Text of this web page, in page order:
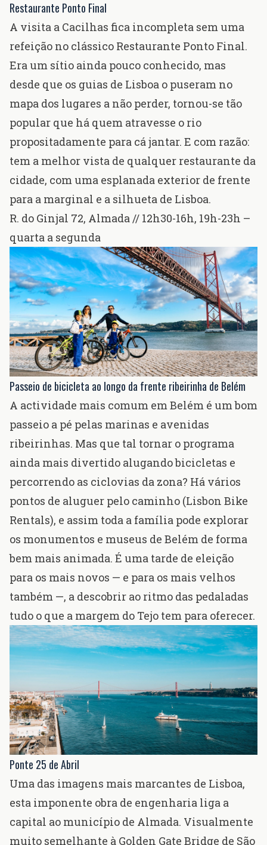
Restaurante Ponto Final
A visita a Cacilhas fica incompleta sem uma
refeição no clássico Restaurante Ponto Final.
Era um sítio ainda pouco conhecido, mas
desde que os guias de Lisboa o puseram no
mapa dos lugares a não perder, tornou-se tão
popular que há quem atravesse o rio
propositadamente para cá jantar. E com razão:
tem a melhor vista de qualquer restaurante da
cidade, com uma esplanada exterior de frente
para a marginal e a silhueta de Lisboa.
R. do Ginjal 72, Almada// 12h30-16h, 19h-23h –
quarta a segunda
Passeio de bicicleta ao longo da frente ribeirinha de Belém
A actividade mais comum em Belém é um bom
passeio a pé pelas marinas e avenidas
ribeirinhas. Mas que tal tornar o programa
ainda mais divertido alugando bicicletas e
percorrendo as ciclovias da zona? Há vários
pontos de aluguer pelo caminho (Lisbon Bike
Rentals), e assim toda a família pode explorar
os monumentos e museus de Belém de forma
bem mais animada. É uma tarde de eleição
para os mais novos — e para os mais velhos
também —, a descobrir ao ritmo das pedaladas
tudo o que a margem do Tejo tem para oferecer.
Ponte 25 de Abril
Uma das imagens mais marcantes de Lisboa,
esta imponente obra de engenharia liga a
capital ao município de Almada. Visualmente
muito semelhante à Golden Gate Bridge de São